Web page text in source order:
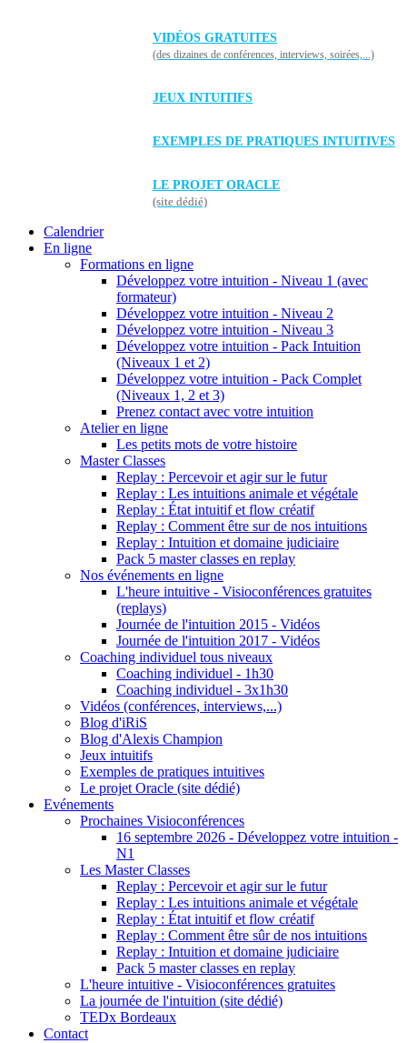
VIDÉOS GRATUITES
(des dizaines de conférences, interviews, soirées,...)
JEUX INTUITIFS
EXEMPLES DE PRATIQUES INTUITIVES
LE PROJET ORACLE
(site dédié)
Calendrier
En ligne
Formations en ligne
Développez votre intuition - Niveau 1 (avec
formateur)
Développez votre intuition - Niveau 2
Développez votre intuition - Niveau 3
Développez votre intuition - Pack Intuition
(Niveaux 1 et 2)
Développez votre intuition - Pack Complet
(Niveaux 1, 2 et 3)
Prenez contact avec votre intuition
Atelier en ligne
Les petits mots de votre histoire
Master Classes
Replay : Percevoir et agir sur le futur
Replay : Les intuitions animale et végétale
Replay : État intuitif et flow créatif
Replay : Comment être sur de nos intuitions
Replay : Intuition et domaine judiciaire
Pack 5 master classes en replay
Nos événements en ligne
L'heure intuitive - Visioconférences gratuites
(replays)
Journée de l'intuition 2015 - Vidéos
Journée de l'intuition 2017 - Vidéos
Coaching individuel tous niveaux
Coaching individuel - 1h30
Coaching individuel - 3x1h30
Vidéos (conférences, interviews,...)
Blog d'iRiS
Blog d'Alexis Champion
Jeux intuitifs
Exemples de pratiques intuitives
Le projet Oracle (site dédié)
Evénements
Prochaines Visioconférences
16 septembre 2026 - Développez votre intuition -
N1
Les Master Classes
Replay : Percevoir et agir sur le futur
Replay : Les intuitions animale et végétale
Replay : État intuitif et flow créatif
Replay : Comment être sûr de nos intuitions
Replay : Intuition et domaine judiciaire
Pack 5 master classes en replay
L'heure intuitive - Visioconférences gratuites
La journée de l'intuition (site dédié)
TEDx Bordeaux
Contact